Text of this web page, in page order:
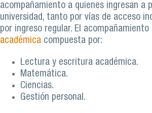
acompañamiento a quienes ingresan a
universidad, tanto por vías de acceso
por ingreso regular. El acompañamiento
académica compuesta por:
Lectura y escritura académica.
Matemática.
Ciencias.
Gestión personal.